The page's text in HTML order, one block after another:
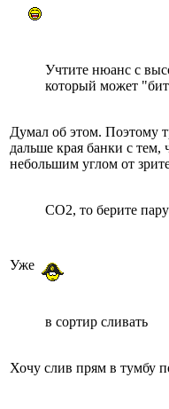
Учтите нюанс с
который может
Думал об этом. Поэтому
дальше края банки с тем,
небольшим углом от
СО2, то берите
Уже
в сортир сливать
Хочу слив прям в тумбу